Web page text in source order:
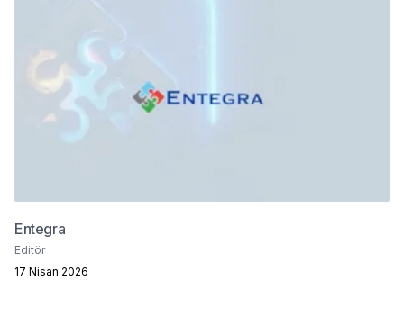
Entegra
Editör
17 Nisan 2026